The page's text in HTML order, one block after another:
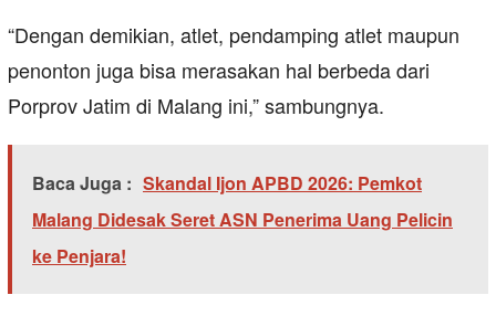
“Dengan demikian, atlet, pendamping atlet maupun
penonton juga bisa merasakan hal berbeda dari
Porprov Jatim di Malang ini,” sambungnya.
Baca Juga : Skandal Ijon APBD 2026: Pemkot
Malang Didesak Seret ASN Penerima Uang Pelicin
ke Penjara!